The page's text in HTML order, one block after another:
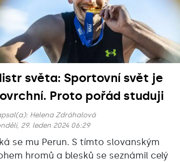
světa: Sportovní svět je
Proto pořád studuji
Helena Zdráhalová
29. leden 2024 06:29
se mu Perun. S tímto slovanským
hromů a blesků se seznámil celý